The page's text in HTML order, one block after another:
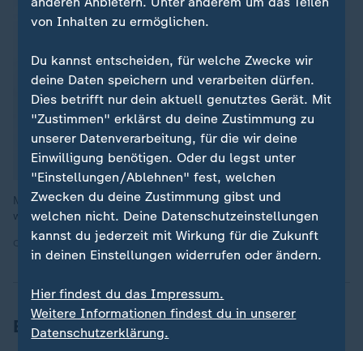
Mit Ski und Lastenschlitten: Reinhold Messner demonstriert,
wie Arved Fuchs und er die Antarktis durchquert haben.
Quelle: dpa
Eiswind in den Segeln
von Inhalten zu ermöglichen.
Du kannst entscheiden, für welche Zwecke wir
deine Daten speichern und verarbeiten dürfen.
Dies betrifft nur dein aktuell genutztes Gerät. Mit
"Zustimmen" erklärst du deine Zustimmung zu
unserer Datenverarbeitung, für die wir deine
Einwilligung benötigen. Oder du legst unter
"Einstellungen/Ablehnen" fest, welchen
Zwecken du deine Zustimmung gibst und
welchen nicht. Deine Datenschutzeinstellungen
kannst du jederzeit mit Wirkung für die Zukunft
in deinen Einstellungen widerrufen oder ändern.
Hier findest du das Impressum.
Weitere Informationen findest du in unserer
Datenschutzerklärung.